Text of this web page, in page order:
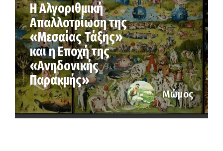
Η Αλγοριθμική
Απαλλοτρίωση της
«Μεσαίας Τάξης»
και η Εποχή της
«Ανηδονικής
Παρακμής»
Μώμος